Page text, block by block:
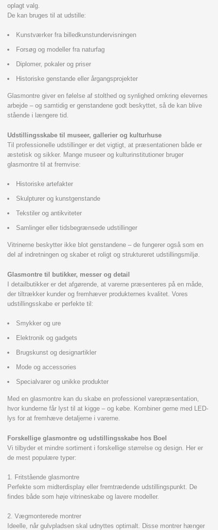
oplagt valg.
De kan bruges til at udstille:
Kunstværker fra billedkunstundervisningen
Forsøg og modeller fra naturfag
Diplomer, pokaler og priser
Historiske genstande eller årgangsprojekter
Glasmontre giver en følelse af stolthed og synlighed omkring elevernes
arbejde – og samtidig er genstandene godt beskyttet, så de kan blive
stående i længere tid.
Udstillingsskabe til museer, gallerier og kulturhuse
Til professionelle udstillinger er det vigtigt, at præsentationen både er
æstetisk og sikker. Mange museer og kulturinstitutioner bruger
glasmontre til at fremvise:
Historiske artefakter
Skulpturer og kunstgenstande
Tekstiler og antikviteter
Samlinger eller tidsbegrænsede udstillinger
Vitrinerne beskytter ikke blot genstandene – de fungerer også som en
del af indretningen og skaber et roligt og struktureret udstillingsmiljø.
Glasmontre til butikker, messer og detail
I detailbutikker er det afgørende, at varerne præsenteres på en måde,
der tiltrækker kunder og fremhæver produkternes kvalitet. Vores
udstillingsskabe er perfekte til:
Smykker og ure
Elektronik og gadgets
Brugskunst og designartikler
Mode og accessories
Specialvarer og unikke produkter
Med en glasmontre kan du skabe en professionel varepræsentation,
hvor kunderne får lyst til at kigge – og købe. Kombiner gerne med LED-
lys for at fremhæve detaljerne i varerne.
Forskellige glasmontre og udstillingsskabe hos Boel
Vi tilbyder et mindre sortiment i forskellige størrelse og design. Her er
de mest populære typer:
1. Fritstående glasmontre
Perfekte som midterdisplay eller fremtrædende udstillingspunkt. De
findes både som høje vitrineskabe og lavere modeller.
2. Vægmonterede montrer
Ideelle, når gulvpladsen skal udnyttes optimalt. Disse montrer hænger